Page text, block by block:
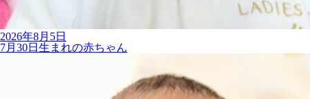
2026年8月5日
7月30日生まれの赤ちゃん